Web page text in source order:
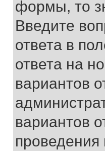
формы, то
Введите
ответа в
ответа на
вариантов
вариантов
проведения